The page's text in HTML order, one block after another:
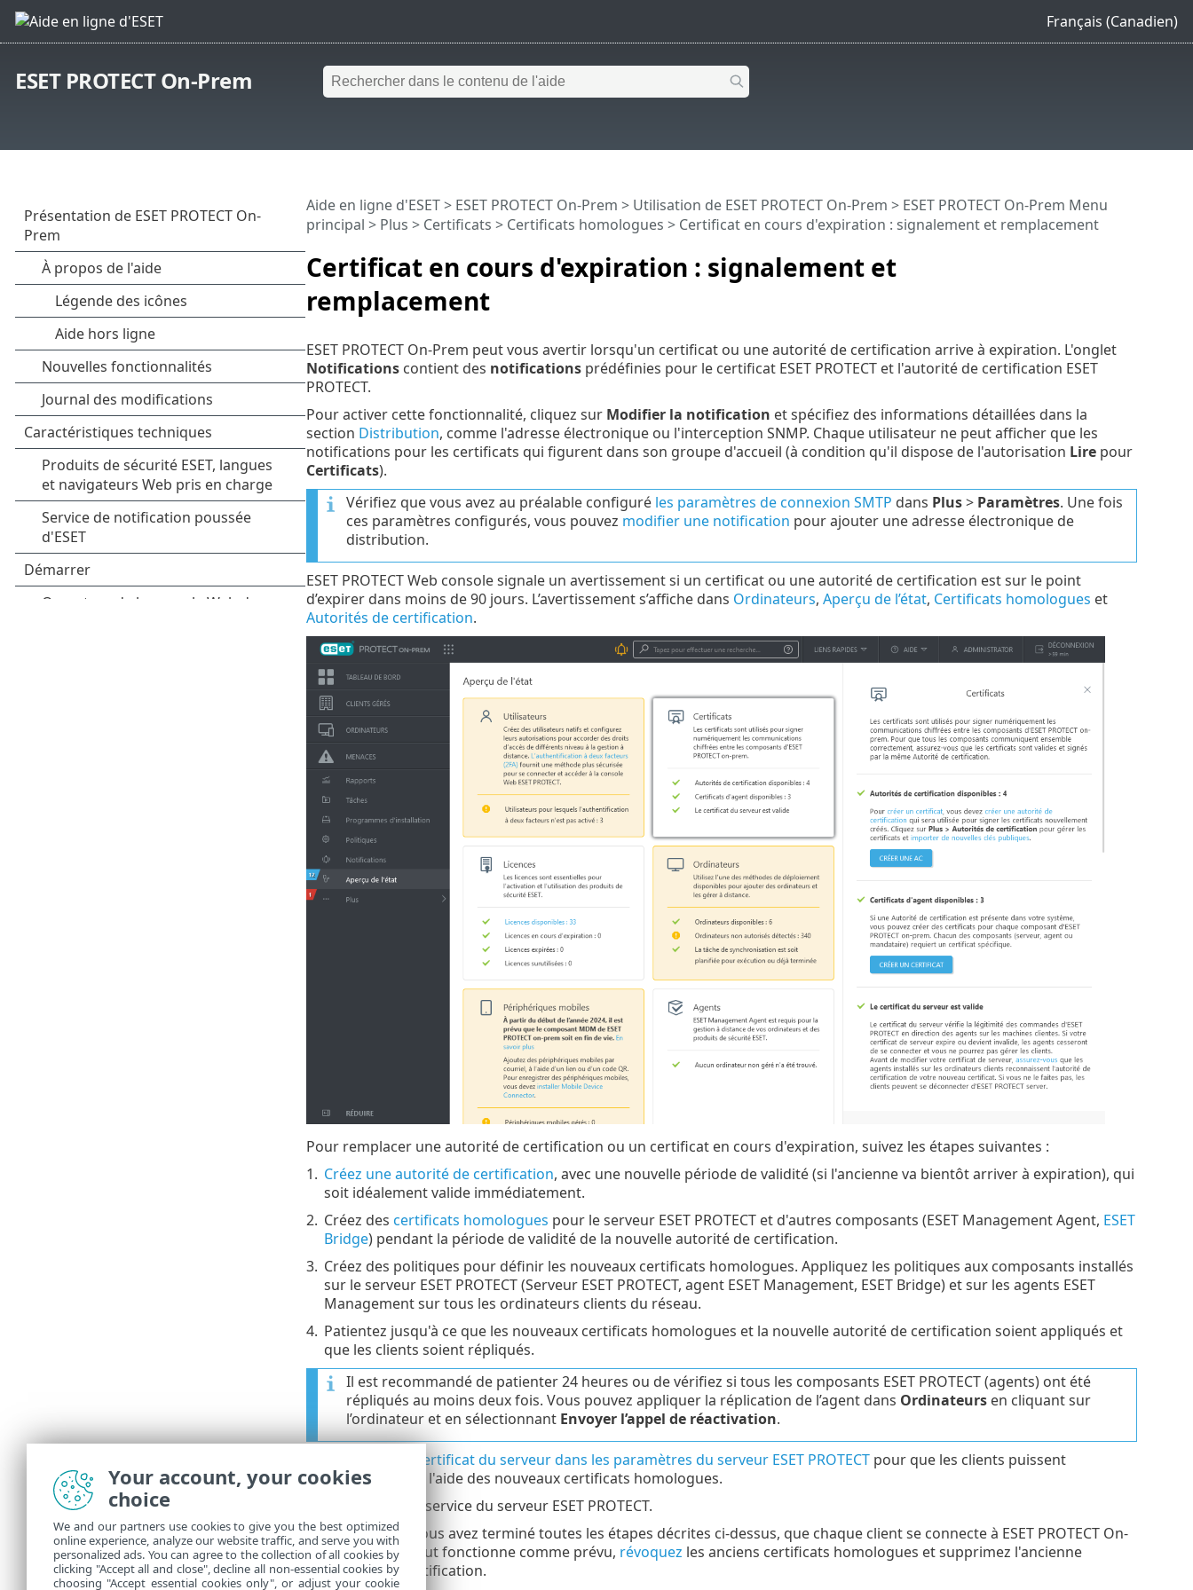
Français (Canadien)
ESET PROTECT On-Prem
Certificat en cours d'expiration : signalement et
remplacement
Aide en ligne d'ESET> ESET PROTECT On-Prem > Utilisation de ESET PROTECT On-Prem > ESET PROTECT On-Prem Menu
principal > Plus > Certificats > Certificats homologues > Certificat en cours d'expiration : signalement et remplacement
ESET PROTECT On-Prem peut vous avertir lorsqu'un certificat ou une autorité de certification arrive à expiration. L'onglet
Notificationscontient des notificationsprédéfinies pour le certificat ESET PROTECT et l'autorité de certification ESET
PROTECT.
Pour activer cette fonctionnalité, cliquez sur Modifier la notification et spécifiez des informations détaillées dans la
section Distribution, comme l'adresse électronique ou l'interception SNMP. Chaque utilisateur ne peut afficher que les
notifications pour les certificats qui figurent dans son groupe d'accueil (à condition qu'il dispose de l'autorisation Lirepour
Certificats).
Vérifiez que vous avez au préalable configuré les paramètres de connexion SMTP dans Plus> Paramètres. Une fois
ces paramètres configurés, vous pouvez modifier une notification pour ajouter une adresse électronique de
distribution.
ESET PROTECT Web console signale un avertissement si un certificat ou une autorité de certification est sur le point
d’expirer dans moins de 90 jours. L’avertissement s’affiche dans Ordinateurs, Aperçu de l’état, Certificats homologues et
Autorités de certification.
Pour remplacer une autorité de certification ou un certificat en cours d'expiration, suivez les étapes suivantes :
1. Créez une autorité de certification, avec une nouvelle période de validité (si l'ancienne va bientôt arriver à expiration), qui
soit idéalement valide immédiatement.
2. Créez des certificats homologues pour le serveur ESET PROTECT et d'autres composants (ESET Management Agent, ESET
Bridge) pendant la période de validité de la nouvelle autorité de certification.
3. Créez des politiques pour définir les nouveaux certificats homologues. Appliquez les politiques aux composants installés
sur le serveur ESET PROTECT (Serveur ESET PROTECT, agent ESET Management, ESET Bridge) et sur les agents ESET
Management sur tous les ordinateurs clients du réseau.
4. Patientez jusqu'à ce que les nouveaux certificats homologues et la nouvelle autorité de certification soient appliqués et
que les clients soient répliqués.
Il est recommandé de patienter 24 heures ou de vérifiez si tous les composants ESET PROTECT (agents) ont été
répliqués au moins deux fois. Vous pouvez appliquer la réplication de l’agent dans Ordinateursen cliquant sur
l’ordinateur et en sélectionnant Envoyer l’appel de réactivation.
certificat du serveur dans les paramètres du serveur ESET PROTECTpour que les clients puissent
s'authentifier à l'aide des nouveaux certificats homologues.
le service du serveur ESET PROTECT.
7. Une fois que vous avez terminé toutes les étapes décrites ci-dessus, que chaque client se connecte à ESET PROTECT On-
Prem et que tout fonctionne comme prévu, révoquez les anciens certificats homologues et supprimez l'ancienne
autorité de certification.
Your account, your cookies
choice
We and our partners use cookies to give you the best optimized
online experience, analyze our website traffic, and serve you with
personalized ads. You can agree to the collection of all cookies by
clicking "Accept all and close", decline all non-essential cookies by
choosing "Accept essential cookies only", or adjust your cookie